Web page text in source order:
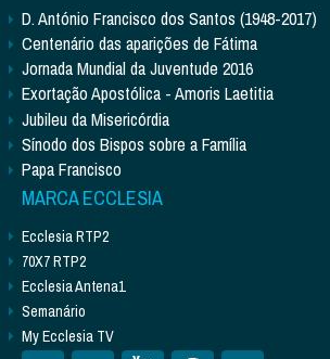
D. António Francisco dos Santos (1948-2017)
Centenário das aparições de Fátima
Jornada Mundial da Juventude 2016
Exortação Apostólica - Amoris Laetitia
Jubileu da Misericórdia
Sínodo dos Bispos sobre a Família
Papa Francisco
MARCA ECCLESIA
Ecclesia RTP2
70X7 RTP2
Ecclesia Antena1
Semanário
My Ecclesia TV